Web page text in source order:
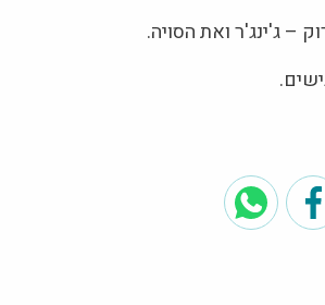
– ג'ינג'ר ואת הסויה.